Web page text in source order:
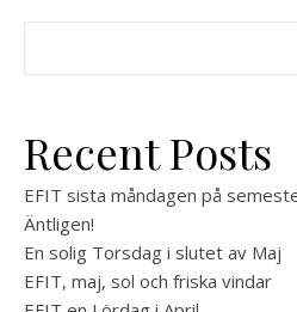
Recent Posts
EFIT sista måndagen på
Äntligen!
En solig Torsdag i slutet av Maj
EFIT, maj, sol och friska vindar